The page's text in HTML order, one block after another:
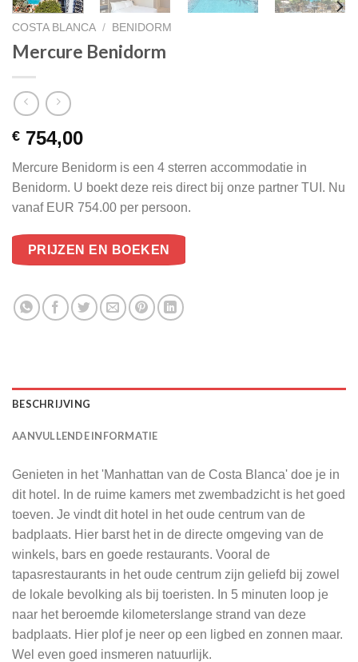
COSTA BLANCA / BENIDORM
Mercure Benidorm
€ 754,00
Mercure Benidorm is een 4 sterren accommodatie in
Benidorm. U boekt deze reis direct bij onze partner TUI. Nu
vanaf EUR 754.00 per persoon.
PRIJZEN EN BOEKEN
BESCHRIJVING
AANVULLENDE INFORMATIE
Genieten in het 'Manhattan van de Costa Blanca' doe je in
dit hotel. In de ruime kamers met zwembadzicht is het goed
toeven. Je vindt dit hotel in het oude centrum van de
badplaats. Hier barst het in de directe omgeving van de
winkels, bars en goede restaurants. Vooral de
tapasrestaurants in het oude centrum zijn geliefd bij zowel
de lokale bevolking als bij toeristen. In 5 minuten loop je
naar het beroemde kilometerslange strand van deze
badplaats. Hier plof je neer op een ligbed en zonnen maar.
Wel even goed insmeren natuurlijk.